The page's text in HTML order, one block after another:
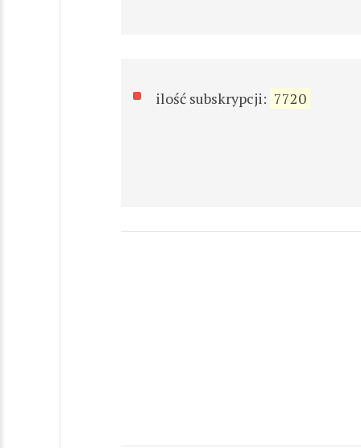
ilość subskrypcji: 7720